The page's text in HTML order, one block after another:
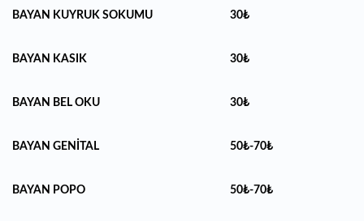
BAYAN KUYRUK SOKUMU 30₺
BAYAN KASIK 30₺
BAYAN BEL OKU 30₺
BAYAN GENİTAL 50₺-70₺
BAYAN POPO 50₺-70₺